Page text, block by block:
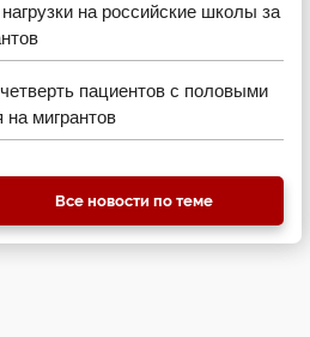
на российские школы за
пациентов с половыми
мигрантов
Все новости по теме